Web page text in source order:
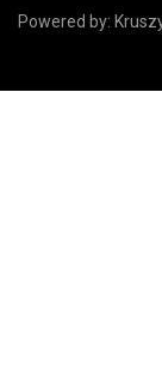
Powered by: